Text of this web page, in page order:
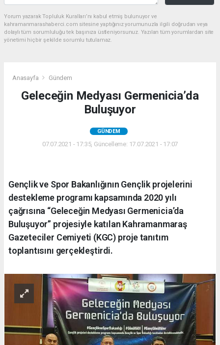
Yorum yazarak Topluluk Kuralları’nı kabul etmiş bulunuyor ve
kahramanmarashaberci.com sitesine yaptığınız yorumunuzla ilgili doğrudan veya
dolaylı tüm sorumluluğu tek başınıza üstleniyorsunuz. Yazılan tüm yorumlardan site
yönetimi hiçbir şekilde sorumlu tutulamaz.
Anasayfa Gündem
Geleceğin Medyası Germenicia’da
Buluşuyor
GÜNDEM
07.07.2021 - 17:35, Güncelleme: 17.07.2021 - 17:07
Gençlik ve Spor Bakanlığının Gençlik projelerini
destekleme programı kapsamında 2020 yılı
çağrısına “Geleceğin Medyası Germenicia’da
Buluşuyor” projesiyle katılan Kahramanmaraş
Gazeteciler Cemiyeti (KGC) proje tanıtım
toplantısını gerçekleştirdi.